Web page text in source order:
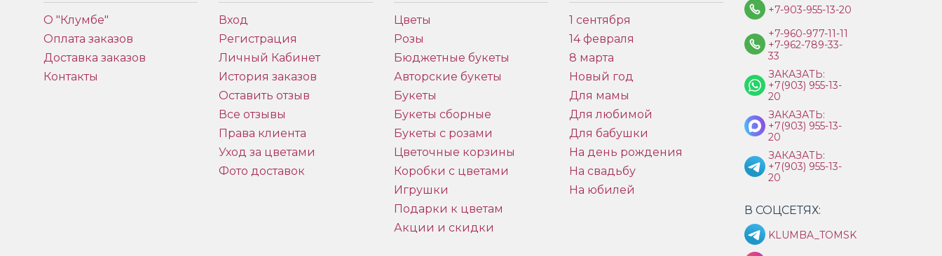
О "Клумбе"
Оплата заказов
Доставка заказов
Контакты
Вход
Регистрация
Личный Кабинет
История заказов
Оставить отзыв
Все отзывы
Права клиента
Уход за цветами
Фото доставок
Цветы
Розы
Бюджетные букеты
Авторские букеты
Букеты
Букеты сборные
Букеты с розами
Цветочные корзины
Коробки с цветами
Игрушки
Подарки к цветам
Акции и скидки
1 сентября
14 февраля
8 марта
Новый год
Для мамы
Для любимой
Для бабушки
На день рождения
На свадьбу
На юбилей
+7-903-955-13-20
+7-960-977-11-11
+7-962-789-33-
33
ЗАКАЗАТЬ:
+7(903) 955-13-
20
ЗАКАЗАТЬ:
+7(903) 955-13-
20
ЗАКАЗАТЬ:
+7(903) 955-13-
20
В СОЦСЕТЯХ:
KLUMBA_TOMSK